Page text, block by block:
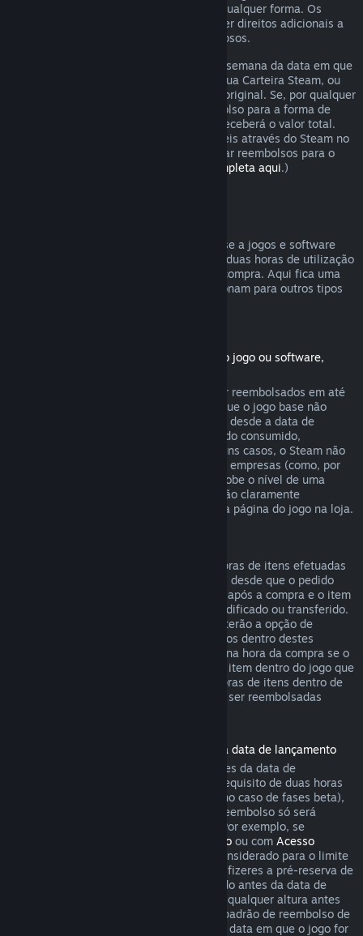
analisaremos o pedido de reembolso de qualquer forma. Os
consumidores em certas regiões podem ter direitos adicionais a
um reembolso em casos de jogos defeituosos.
O reembolso será emitido dentro de uma semana da data em que
foi aprovado. Receberás o reembolso na tua Carteira Steam, ou
diretamente para a forma de pagamento original. Se, por qualquer
razão, o Steam não puder emitir o reembolso para a forma de
pagamento inicial, a tua Carteira Steam receberá o valor total.
(Algumas formas de pagamento disponíveis através do Steam no
teu país podem não ser capazes de efetuar reembolsos para o
Vê a lista completa aqui.)
A oferta de reembolsos do Steam aplica-se a jogos e software
comprados na loja Steam, com menos de duas horas de utilização
e vale até duas semanas após a data de compra. Aqui fica uma
visão geral de como os reembolsos funcionam para outros tipos
(Produtos da loja Steam usados com outro jogo ou software,
DLCs comprados na loja Steam podem ser reembolsados em até
14 dias após a data de compra, e desde que o jogo base não
tenha sido jogado por mais de duas horas desde a data de
compra do DLC, e que o DLC não tenha sido consumido,
modificado ou trocado. Nota que, em alguns casos, o Steam não
poderá reembolsar alguns DLCs de outras empresas (como, por
exemplo, um DLC que irreversivelmente sobe o nível de uma
personagem no jogo). Estas exceções serão claramente
apresentadas como não-reembolsáveis na página do jogo na loja.
O Steam oferecerá reembolsos para compras de itens efetuadas
dentro de jogos desenvolvidos pela Valve, desde que o pedido
seja efetuado num prazo de até 48 horas após a compra e o item
não tenha sido entretanto consumido, modificado ou transferido.
Developers de jogos de outras empresas terão a opção de
permitir reembolsos para compras em jogos dentro destes
mesmos termos. O Steam irá informar-te na hora da compra se o
developer do jogo permite reembolsos no item dentro do jogo que
estiveres a comprar. Caso contrário, compras de itens dentro de
jogos que não sejam da Valve não podem ser reembolsadas
Reembolsos de jogos comprados antes da data de lançamento
Quando se compra um jogo no Steam antes da data de
lançamento, aplica-se imediatamente o requisito de duas horas
de uso para pedir um reembolso (exceto no caso de fases beta),
mas o período de 14 dias para pedir um reembolso só será
contado a partir da data de lançamento. Por exemplo, se
Acesso Antecipadoou com Acesso
, qualquer tempo de uso será considerado para o limite
de duas horas ao pedir um reembolso. Se fizeres a pré-reserva de
um jogo no Steam que não pode ser jogado antes da data de
lançamento, podes pedir um reembolso a qualquer altura antes
do lançamento desse produto. As regras padrão de reembolso de
14 dias/duas horas aplicam-se a partir da data em que o jogo for